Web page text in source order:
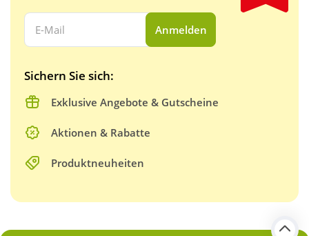
Ihre E-Mail Adresse:
Anmelden
Sichern Sie sich:
Exklusive Angebote & Gutscheine
Aktionen & Rabatte
Produktneuheiten